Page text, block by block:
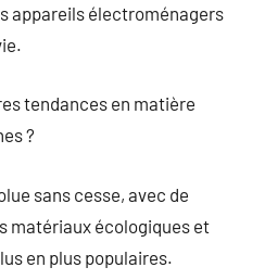
appareils électroménagers
tendances en matière
?
sans cesse, avec de
matériaux écologiques et
en plus populaires.